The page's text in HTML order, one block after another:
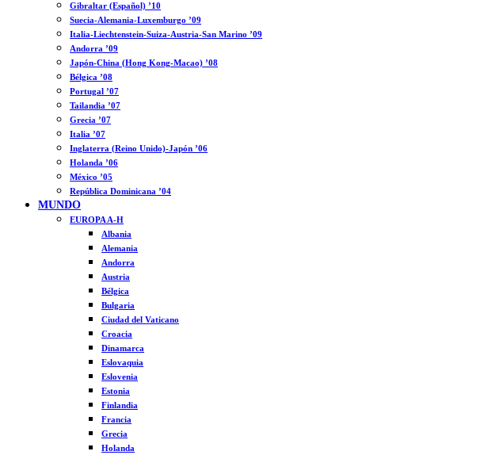
Gibraltar (Español) ’10
Suecia-Alemania-Luxemburgo ’09
Italia-Liechtenstein-Suiza-Austria-San Marino ’09
Andorra ’09
Japón-China (Hong Kong-Macao) ’08
Bélgica ’08
Portugal ’07
Tailandia ’07
Grecia ’07
Italia ’07
Inglaterra (Reino Unido)-Japón ’06
Holanda ’06
México ’05
República Dominicana ’04
MUNDO
EUROPA A-H
Albania
Alemania
Andorra
Austria
Bélgica
Bulgaria
Ciudad del Vaticano
Croacia
Dinamarca
Eslovaquia
Eslovenia
Estonia
Finlandia
Francia
Grecia
Holanda